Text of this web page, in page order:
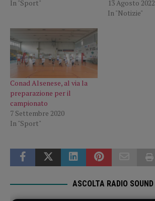
In "Sport"
13 Agosto 2022
In "Notizie"
Conad Alsenese, al via la
preparazione per il
campionato
7 Settembre 2020
In "Sport"
ASCOLTA RADIO SOUND